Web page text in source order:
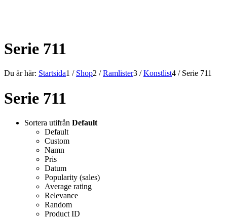
Serie 711
Du är här: Startsida1 / Shop2 / Ramlister3 / Konstlist4 / Serie 711
Serie 711
Sortera utifrån Default
Default
Custom
Namn
Pris
Datum
Popularity (sales)
Average rating
Relevance
Random
Product ID